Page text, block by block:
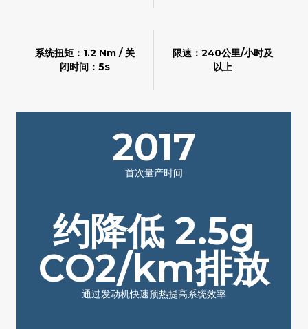
系统扭矩：1.2 Nm / 关
闭时间：5s
限速：240公里/小时及
以上
2017
首次量产时间
约降低 2.5g
CO2/km排放
通过发动机快速预热提高系统效率